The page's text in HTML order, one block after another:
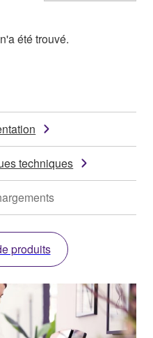
été trouvé.
techniques
produits